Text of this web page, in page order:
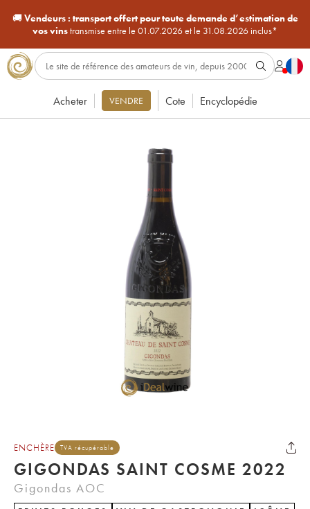
🚚Vendeurs : transport offert pour toute demande d’estimation de
vos vinstransmise entre le 01.07.2026 et le 31.08.2026 inclus*
Acheter VENDRE Cote Encyclopédie
ENCHÈRE TVA récupérable
GIGONDAS SAINT COSME 2022
Gigondas AOC